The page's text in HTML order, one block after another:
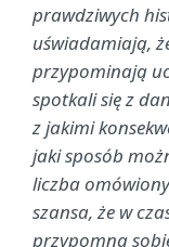
prawdziwych
uświadamiają,
przypominają
spotkali się z
z jakimi
jaki sposób
liczba
szansa, że w
przypomną